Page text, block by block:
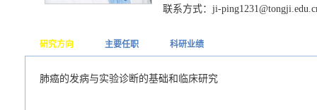
联系方式：ji-
研究方向 主要任职 科研业绩
肺癌的发病与实验诊断的基础和临床研究